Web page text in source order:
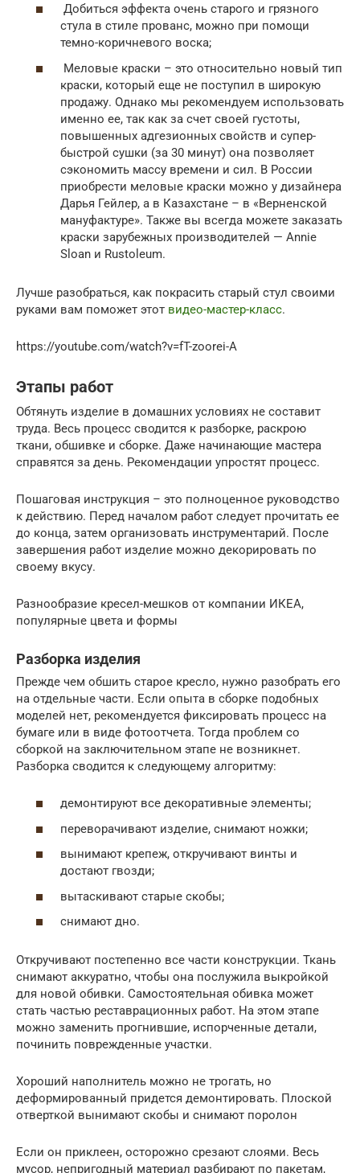
Добиться эффекта очень старого и грязного
стула в стиле прованс, можно при помощи
темно-коричневого воска;
Меловые краски – это относительно новый тип
краски, который еще не поступил в широкую
продажу. Однако мы рекомендуем использовать
именно ее, так как за счет своей густоты,
повышенных адгезионных свойств и супер-
быстрой сушки (за 30 минут) она позволяет
сэкономить массу времени и сил. В России
приобрести меловые краски можно у дизайнера
Дарья Гейлер, а в Казахстане – в «Верненской
мануфактуре». Также вы всегда можете заказать
краски зарубежных производителей — Annie
Sloan и Rustoleum.
Лучше разобраться, как покрасить старый стул своими
руками вам поможет этот видео-мастер-класс.
https://youtube.com/watch?v=fT-zoorei-A
Этапы работ
Обтянуть изделие в домашних условиях не составит
труда. Весь процесс сводится к разборке, раскрою
ткани, обшивке и сборке. Даже начинающие мастера
справятся за день. Рекомендации упростят процесс.
Пошаговая инструкция – это полноценное руководство
к действию. Перед началом работ следует прочитать ее
до конца, затем организовать инструментарий. После
завершения работ изделие можно декорировать по
своему вкусу.
Разнообразие кресел-мешков от компании ИКЕА,
популярные цвета и формы
Разборка изделия
Прежде чем обшить старое кресло, нужно разобрать его
на отдельные части. Если опыта в сборке подобных
моделей нет, рекомендуется фиксировать процесс на
бумаге или в виде фотоотчета. Тогда проблем со
сборкой на заключительном этапе не возникнет.
Разборка сводится к следующему алгоритму:
демонтируют все декоративные элементы;
переворачивают изделие, снимают ножки;
вынимают крепеж, откручивают винты и
достают гвозди;
вытаскивают старые скобы;
снимают дно.
Откручивают постепенно все части конструкции. Ткань
снимают аккуратно, чтобы она послужила выкройкой
для новой обивки. Самостоятельная обивка может
стать частью реставрационных работ. На этом этапе
можно заменить прогнившие, испорченные детали,
починить поврежденные участки.
Хороший наполнитель можно не трогать, но
деформированный придется демонтировать. Плоской
отверткой вынимают скобы и снимают поролон
Если он приклеен, осторожно срезают слоями. Весь
мусор, непригодный материал разбирают по пакетам,